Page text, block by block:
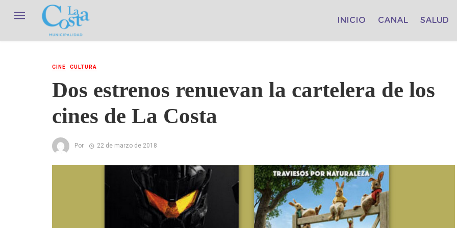
INICIO CANAL SALUD
CINE CULTURA
Dos estrenos renuevan la cartelera de los
cines de La Costa
Por 22 de marzo de 2018